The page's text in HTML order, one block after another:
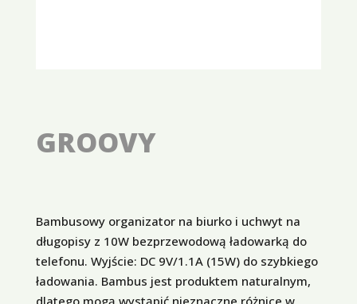
GROOVY
Bambusowy organizator na biurko i uchwyt na
długopisy z 10W bezprzewodową ładowarką do
telefonu. Wyjście: DC 9V/1.1A (15W) do szybkiego
ładowania. Bambus jest produktem naturalnym,